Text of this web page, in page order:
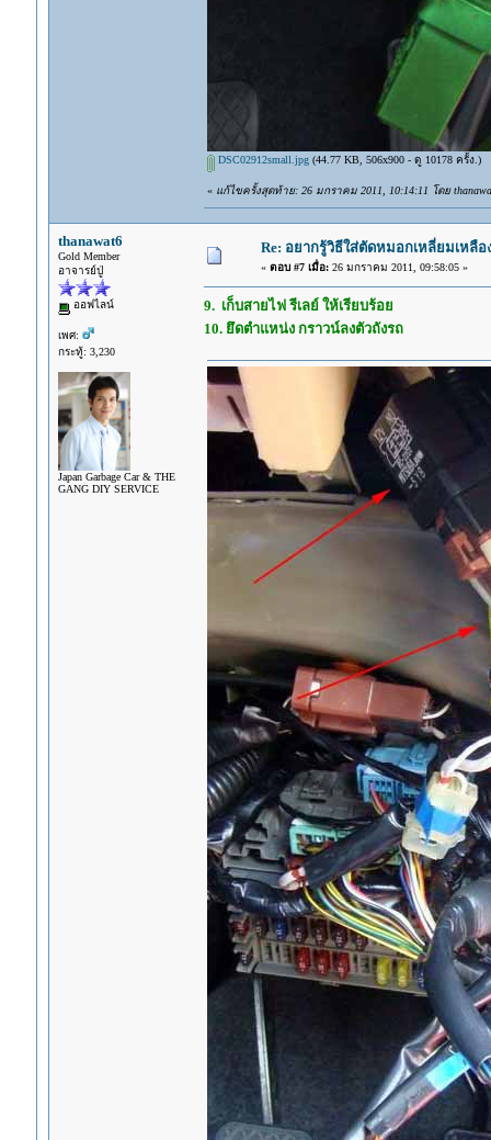
DSC02912small.jpg(44.77 KB, 506x900 - ดู 10178 ครั้ง.)
« แก้ไขครั้งสุดท้าย: 26 มกราคม 2011, 10:14:11 โดย
thanawat6
Gold Member
อาจารย์ปู่
ออฟไลน์
เพศ:
กระทู้: 3,230
Japan Garbage Car & THE
GANG DIY SERVICE
Re: อยากรู้วิธีใส่ตัดหมอกเหลี่ยมเหลือ
« ตอบ #7 เมื่อ:26 มกราคม 2011, 09:58:05 »
9. เก็บสายไฟ รีเลย์ ให้เรียบร้อย
10. ยึดตำแหน่ง กราวน์ลงตัวถังรถ